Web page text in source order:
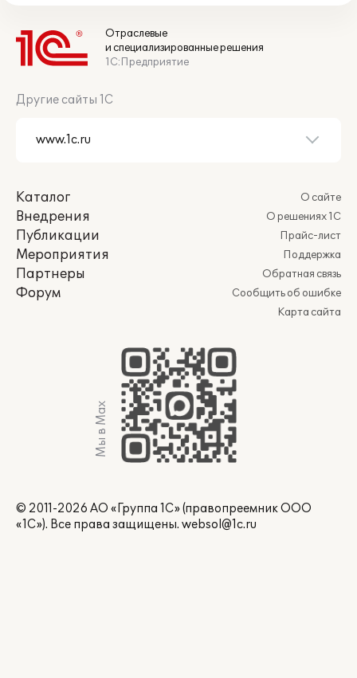
Отраслевые
и специализированные решения
1С:Предприятие
Другие сайты 1С
Каталог
Внедрения
Публикации
Мероприятия
Партнеры
Форум
О сайте
О решениях 1С
Прайс-лист
Поддержка
Обратная связь
Сообщить об ошибке
Карта сайта
Мы в Max
© 2011-2026 АО «Группа 1С» (правопреемник ООО
«1С»). Все права защищены. websol@1c.ru